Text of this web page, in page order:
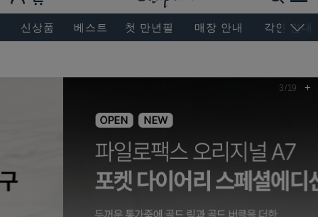
BESEN MASTERPIECE, SINCE 2004
신상품 베스트 첫 만년필 매장 안내 각인 안내
3/19 +